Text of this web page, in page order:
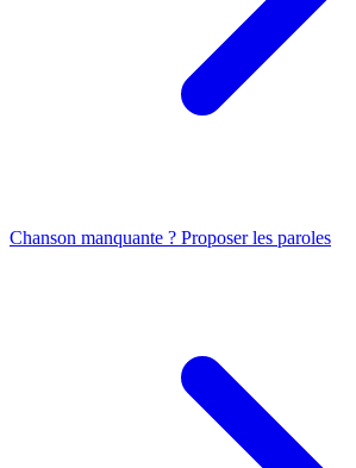
Chanson manquante ? Proposer les paroles